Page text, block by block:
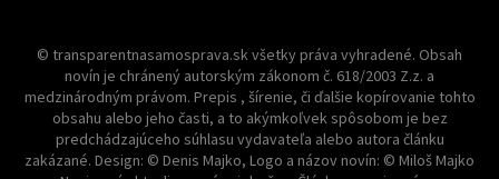
© transparentnasamosprava.sk všetky práva vyhradené. Obsah
novín je chránený autorským zákonom č. 618/2003 Z.z. a
medzinárodným právom. Prepis , šírenie, či ďalšie kopírovanie tohto
obsahu alebo jeho časti, a to akýmkoľvek spôsobom je bez
predchádzajúceho súhlasu vydavateľa alebo autora článku
zakázané. Design: © Denis Majko, Logo a názov novín: © Miloš Majko